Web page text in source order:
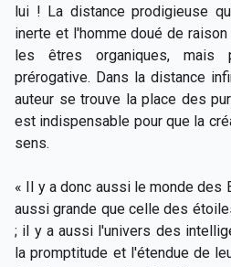
lui ! La distance prodigieuse
inerte et l'homme doué de
les êtres organiques,
prérogative. Dans la distance
auteur se trouve la place des
est indispensable pour que la
sens.
« Il y a donc aussi le monde des
aussi grande que celle des
; il y a aussi l'univers des
la promptitude et l'étendue de